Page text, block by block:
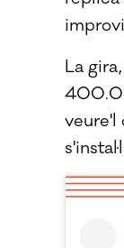
La
veure'l